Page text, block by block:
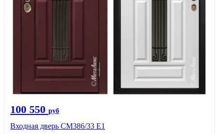
100 550 руб
Входная дверь СМ386/33 Е1